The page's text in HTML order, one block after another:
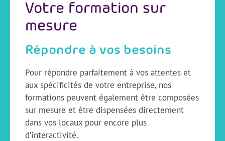
Votre formation sur
mesure
Répondre à vos besoins
Pour répondre parfaitement à vos attentes et
aux spécificités de votre entreprise, nos
formations peuvent également être composées
sur mesure et être dispensées directement
dans vos locaux pour encore plus
d’interactivité.